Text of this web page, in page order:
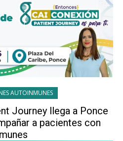
AUTOINMUNES
Journey llega a Ponce
a pacientes con